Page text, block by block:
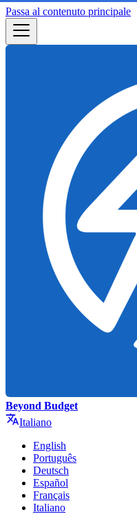
Passa al contenuto principale
Beyond Budget
Italiano
English
Português
Deutsch
Español
Français
Italiano